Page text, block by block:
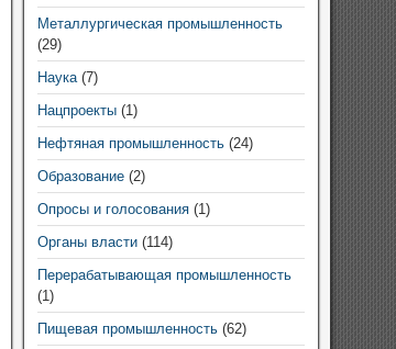
Металлургическая промышленность
(29)
Наука(7)
Нацпроекты(1)
Нефтяная промышленность(24)
Образование(2)
Опросы и голосования(1)
Органы власти(114)
Перерабатывающая промышленность
(1)
Пищевая промышленность(62)